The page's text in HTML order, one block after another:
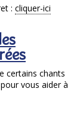
: cliquer-ici
certains chants
vous aider à